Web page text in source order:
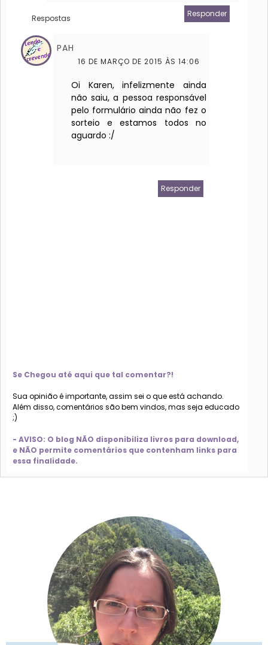
Responder
Respostas
PAH
16 DE MARÇO DE 2015 ÀS 14:06
Oi Karen, infelizmente ainda
não saiu, a pessoa responsável
pelo formulário ainda não fez o
sorteio e estamos todos no
aguardo :/
Responder
Se Chegou até aqui que tal comentar?!
Sua opinião é importante, assim sei o que está achando.
Além disso, comentários são bem vindos, mas seja educado
;)
- AVISO: O blog NÃO disponibiliza livros para download,
e NÃO permite comentários que contenham links para
essa finalidade.